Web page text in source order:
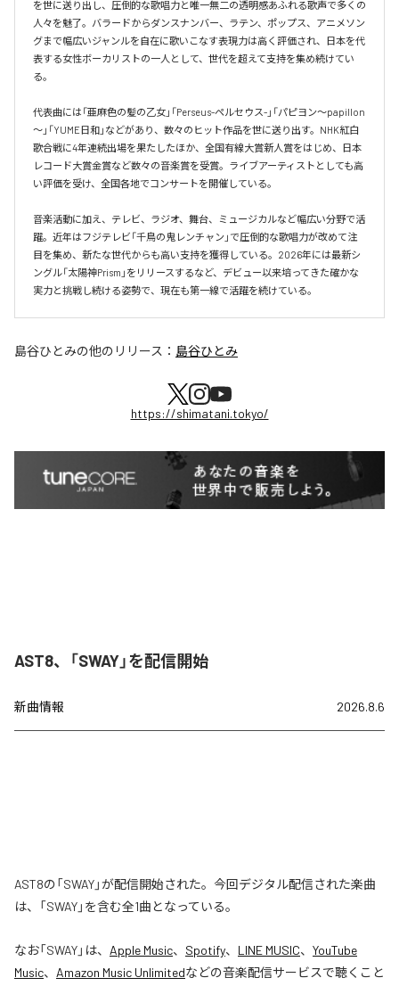
を世に送り出し、圧倒的な歌唱力と唯一無二の透明感あふれる歌声で多くの
人々を魅了。バラードからダンスナンバー、ラテン、ポップス、アニメソン
グまで幅広いジャンルを自在に歌いこなす表現力は高く評価され、日本を代
表する女性ボーカリストの一人として、世代を超えて支持を集め続けてい
る。
代表曲には「亜麻色の髪の乙女」「Perseus-ペルセウス-」「パピヨン～papillon
～」「YUME日和」などがあり、数々のヒット作品を世に送り出す。NHK紅白
歌合戦に4年連続出場を果たしたほか、全国有線大賞新人賞をはじめ、日本
レコード大賞金賞など数々の音楽賞を受賞。ライブアーティストとしても高
い評価を受け、全国各地でコンサートを開催している。
音楽活動に加え、テレビ、ラジオ、舞台、ミュージカルなど幅広い分野で活
躍。近年はフジテレビ「千鳥の鬼レンチャン」で圧倒的な歌唱力が改めて注
目を集め、新たな世代からも高い支持を獲得している。2026年には最新シ
ングル「太陽神Prism」をリリースするなど、デビュー以来培ってきた確かな
実力と挑戦し続ける姿勢で、現在も第一線で活躍を続けている。
島谷ひとみの他のリリース： 島谷ひとみ
https://shimatani.tokyo/
AST8、「SWAY」を配信開始
新曲情報 2026.8.6
AST8の「SWAY」が配信開始された。今回デジタル配信された楽曲
は、「SWAY」を含む全1曲となっている。
なお「SWAY」は、 Apple Music、 Spotify、 LINE MUSIC、 YouTube
Music、 Amazon Music Unlimitedなどの音楽配信サービスで聴くこと